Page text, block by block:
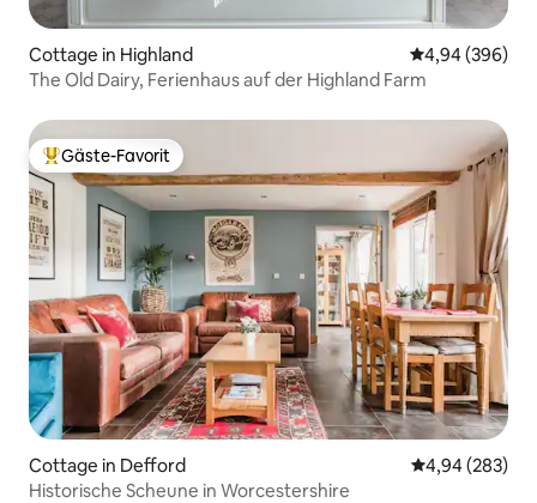
Cottage in Highland
4,94 (396)
The Old Dairy, Ferienhaus auf der Highland Farm
Beliebter Gäste-Favorit.
Gäste-Favorit
Cottage in Defford
4,94 (283)
Historische Scheune in Worcestershire